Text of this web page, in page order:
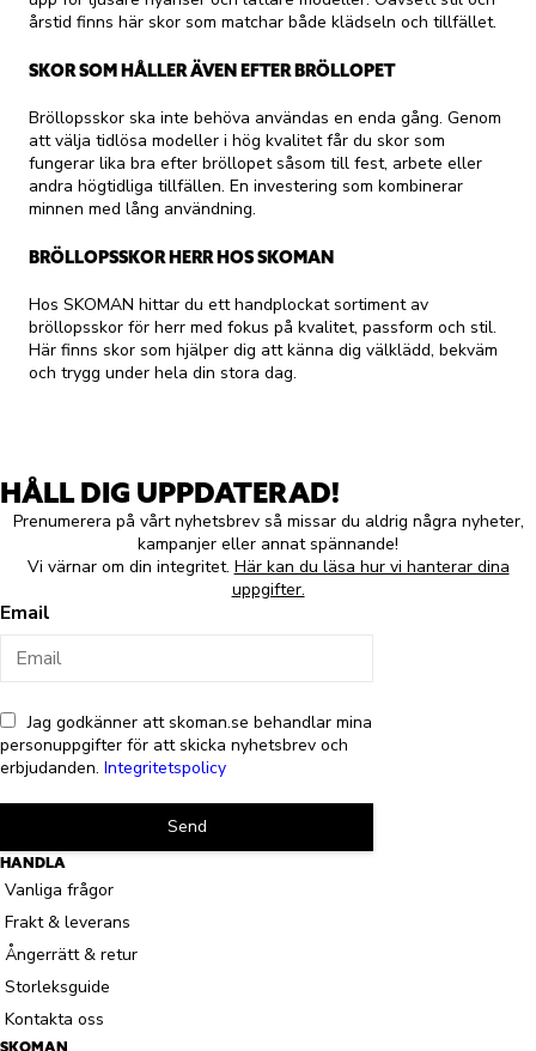
årstid finns här skor som matchar både klädseln och tillfället.
SKOR SOM HÅLLER ÄVEN EFTER BRÖLLOPET
Bröllopsskor ska inte behöva användas en enda gång. Genom
att välja tidlösa modeller i hög kvalitet får du skor som
fungerar lika bra efter bröllopet såsom till fest, arbete eller
andra högtidliga tillfällen. En investering som kombinerar
minnen med lång användning.
BRÖLLOPSSKOR HERR HOS SKOMAN
Hos SKOMAN hittar du ett handplockat sortiment av
bröllopsskor för herr med fokus på kvalitet, passform och stil.
Här finns skor som hjälper dig att känna dig välklädd, bekväm
och trygg under hela din stora dag.
HÅLL DIG UPPDATERAD!
Prenumerera på vårt nyhetsbrev så missar du aldrig några nyheter,
kampanjer eller annat spännande!
Vi värnar om din integritet. Här kan du läsa hur vi hanterar dina
uppgifter.
Email
Jag godkänner att skoman.se behandlar mina
personuppgifter för att skicka nyhetsbrev och
erbjudanden. Integritetspolicy
Send
HANDLA
Vanliga frågor
Frakt & leverans
Ångerrätt & retur
Storleksguide
Kontakta oss
SKOMAN